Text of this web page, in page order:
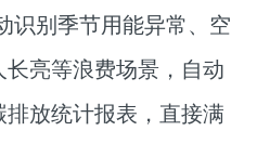
识别季节用能异常、空
亮等浪费场景，自动
放统计报表，直接满